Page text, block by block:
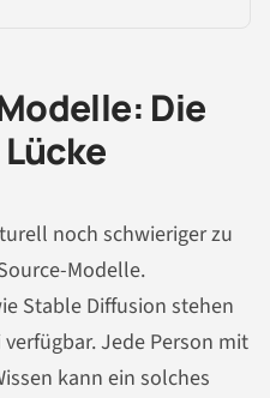
Die
noch schwieriger zu
Modelle.
Stable Diffusion stehen
Jede Person mit
kann ein solches